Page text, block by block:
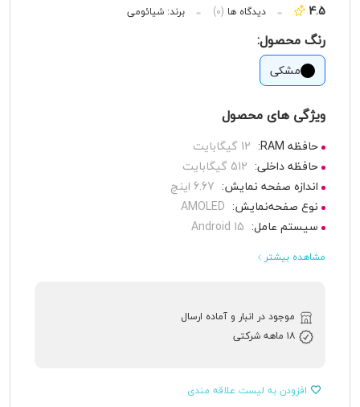
4.5 دیدگاه ها (0) برند: شیائومی
رنگ محصول:
مشکی
ویژگی های محصول
حافظه RAM:
12 گیگابایت
حافظه داخلی: 512 گیگابایت
اندازه صفحه نمایش: 6.67 اینچ
نوع صفحه‌نمایش: AMOLED
سیستم عامل: Android 15
مشاهده بیشتر
موجود در انبار و آماده ارسال
۱۸ ماهه شرکتی
افزودن به لیست علاقه مندی